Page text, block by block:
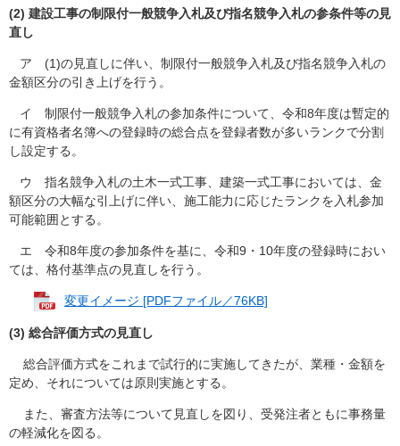
(2) 建設工事の制限付一般競争入札及び指名競争入札の参条件等の見
直し
ア (1)の見直しに伴い、制限付一般競争入札及び指名競争入札の
金額区分の引き上げを行う。
イ 制限付一般競争入札の参加条件について、令和8年度は暫定的
に有資格者名簿への登録時の総合点を登録者数が多いランクで分割
し設定する。
ウ 指名競争入札の土木一式工事、建築一式工事においては、金
額区分の大幅な引上げに伴い、施工能力に応じたランクを入札参加
可能範囲とする。
エ 令和8年度の参加条件を基に、令和9・10年度の登録時におい
ては、格付基準点の見直しを行う。
変更イメージ [PDFファイル／76KB]
(3) 総合評価方式の見直し
総合評価方式をこれまで試行的に実施してきたが、業種・金額を
定め、それについては原則実施とする。
また、審査方法等について見直しを図り、受発注者ともに事務量
の軽減化を図る。